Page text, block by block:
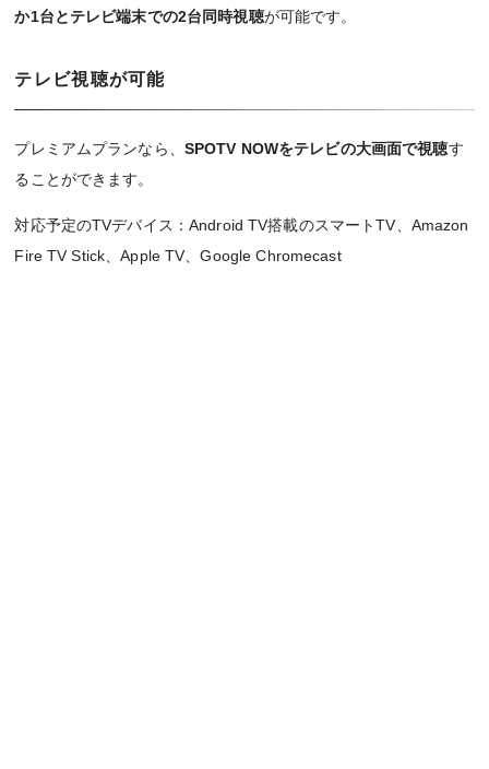
か1台とテレビ端末での2台同時視聴が可能です。
テレビ視聴が可能
プレミアムプランなら、 SPOTV NOWをテレビの大画面で視聴す
ることができます。
対応予定のTVデバイス：Android TV搭載のスマートTV、Amazon
Fire TV Stick、Apple TV、Google Chromecast